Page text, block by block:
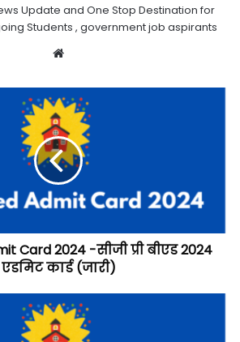
Update and One Stop Destination for
Students , government job aspirants
Website
Card 2024 -सीजी प्री बीएड 2024
एडमिट कार्ड (जारी)